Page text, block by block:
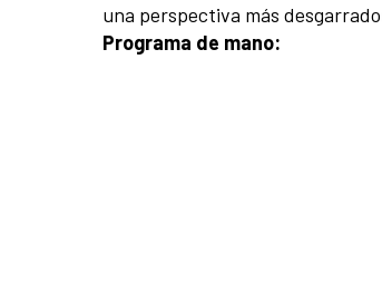
una perspectiva más
Programa de mano: